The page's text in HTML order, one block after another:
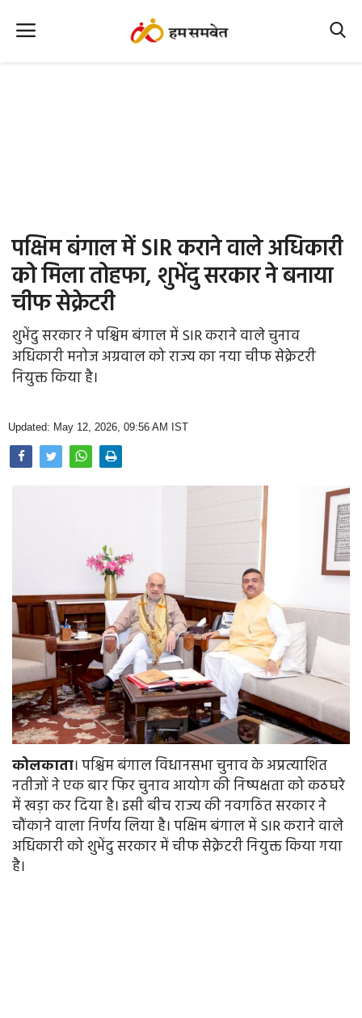
Office Office
Political Gossips
Farm & Food
Opinion
Photo Gallery
पक्षिम बंगाल में SIR कराने वाले अधिकारी
को मिला तोहफा, शुभेंदु सरकार ने बनाया
चीफ सेक्रेटरी
शुभेंदु सरकार ने पश्चिम बंगाल में SIR कराने वाले चुनाव
अधिकारी मनोज अग्रवाल को राज्य का नया चीफ सेक्रेटरी
नियुक्त किया है।
Updated: May 12, 2026, 09:56 AM IST
कोलकाता। पश्चिम बंगाल विधानसभा चुनाव के अप्रत्याशित
नतीजों ने एक बार फिर चुनाव आयोग की निष्पक्षता को कठघरे
में खड़ा कर दिया है। इसी बीच राज्य की नवगठित सरकार ने
चौंकाने वाला निर्णय लिया है। पक्षिम बंगाल में SIR कराने वाले
अधिकारी को शुभेंदु सरकार में चीफ सेक्रेटरी नियुक्त किया गया
है।